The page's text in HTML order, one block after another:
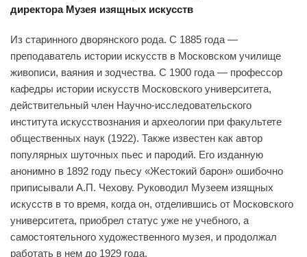
директора Музея изящных искусств
Из старинного дворянского рода. С 1885 года —
преподаватель истории искусств в Московском училище
живописи, ваяния и зодчества. С 1900 года — профессор
кафедры истории искусств Московского университета,
действительный член Научно-исследовательского
института искусствознания и археологии при факультете
общественных наук (1922). Также известен как автор
популярных шуточных пьес и пародий. Его изданную
анонимно в 1892 году пьесу «Жестокий барон» ошибочно
приписывали А.П. Чехову. Руководил Музеем изящных
искусств в то время, когда он, отделившись от Московского
университета, приобрел статус уже не учебного, а
самостоятельного художественного музея, и продолжал
работать в нем до 1929 года.